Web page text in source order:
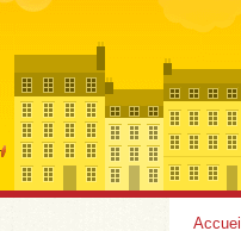
Accueil